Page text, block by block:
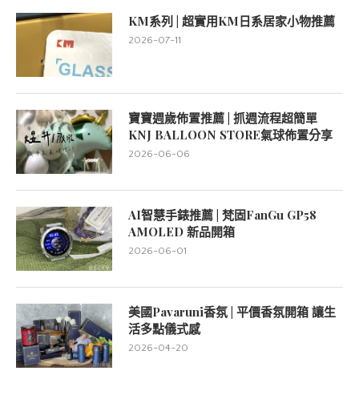
KM系列 | 超實用KM日系居家小物推薦
2026-07-11
寶寶週歲佈置推薦 | 抓週流程超簡單
KNJ BALLOON STORE氣球佈置分享
2026-06-06
AI智慧手錶推薦 | 梵固FanGu GP58
AMOLED 新品開箱
2026-06-01
美國Pavaruni香氛 | 平價香氛開箱 讓生
活多點儀式感
2026-04-20